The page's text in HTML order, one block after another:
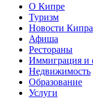
О Кипре
Туризм
Новости Кипра
Афиша
Рестораны
Иммиграция и
Недвижимость
Образование
Услуги